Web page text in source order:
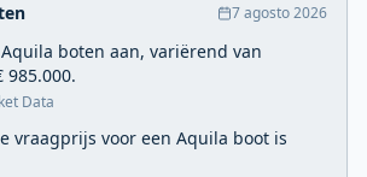
7 agosto 2026
boten aan, variërend van
985.000.
Data
vraagprijs voor een Aquila boot is